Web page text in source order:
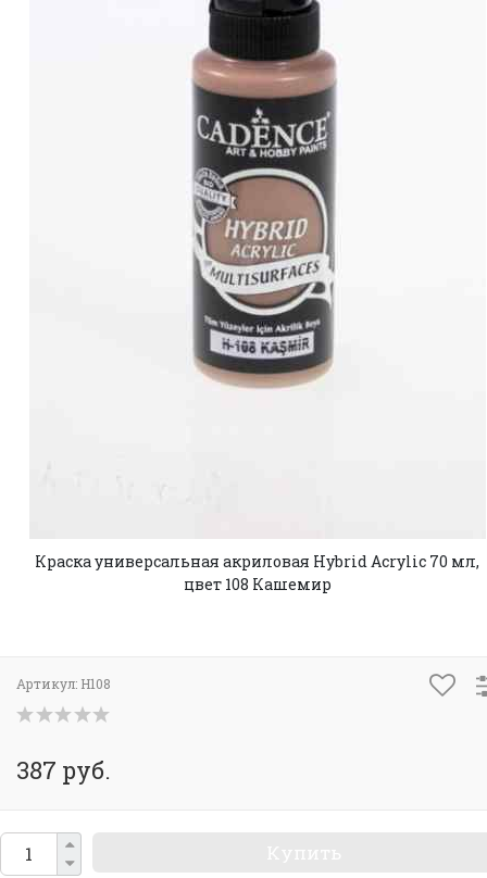
Краска универсальная акриловая Hybrid Acrylic 70 мл,
цвет 108 Кашемир
Артикул: H108
387 руб.